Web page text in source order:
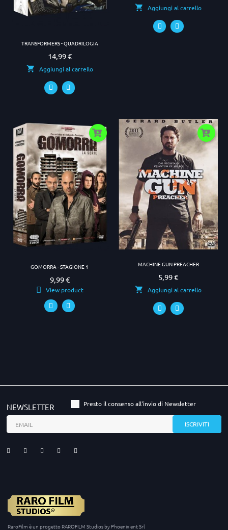
TRANSFORMERS - QUADRILOGIA
Prezzo
14,99 €
Aggiungi al carrello
Aggiungi al carrello
GOMORRA - STAGIONE 1
Prezzo
9,99 €
View product
MACHINE GUN PREACHER
Prezzo
5,99 €
Aggiungi al carrello
NEWSLETTER Presto il consenso all'invio di Newsletter
RaroFilm è un progetto RAROFILM Studios by Phoenix ent Srl